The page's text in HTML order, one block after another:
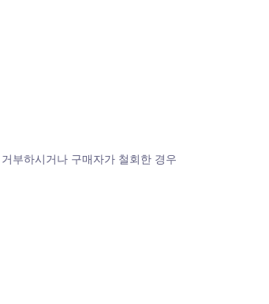
부하시거나 구매자가 철회한 경우